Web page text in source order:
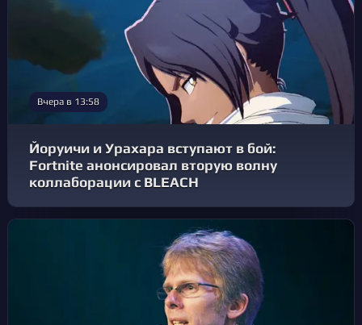
Вчера в 13:58
Йоруичи и Урахара вступают в бой:
Fortnite анонсировал вторую волну
коллаборации с BLEACH